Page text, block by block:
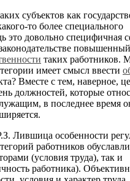
субъектов как
то более специального
это довольно специфичная
таких работников.
имеет смысл ввести
Вместе с тем, наверное,
должностей, которые
в последнее время
Лившица особенности
работников
(условия труда), так и
работника).